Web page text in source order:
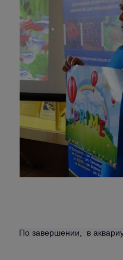
По завершении, в